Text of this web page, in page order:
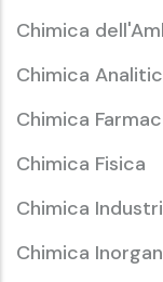
Chimica
Chimica
Chimica
Chimica Fisica
Chimica
Chimica